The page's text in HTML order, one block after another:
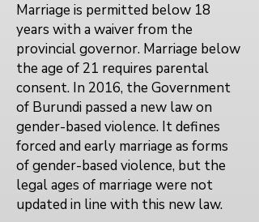
Marriage is permitted below 18
years with a waiver from the
provincial governor. Marriage below
the age of 21 requires parental
consent. In 2016, the Government
of Burundi passed a new law on
gender-based violence. It defines
forced and early marriage as forms
of gender-based violence, but the
legal ages of marriage were not
updated in line with this new law.